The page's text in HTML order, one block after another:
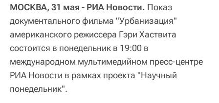
МОСКВА, 31 мая - РИА Новости. Показ
документального фильма "Урбанизация"
американского режиссера Гэри Хаствита
состоится в понедельник в 19:00 в
международном мультимедийном пресс-центре
РИА Новости в рамках проекта "Научный
понедельник".